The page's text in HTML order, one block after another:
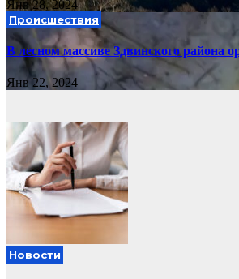
Янв 28, 2024
Происшествия
В лесном массиве Здвинского района
Янв 22, 2024
Новости